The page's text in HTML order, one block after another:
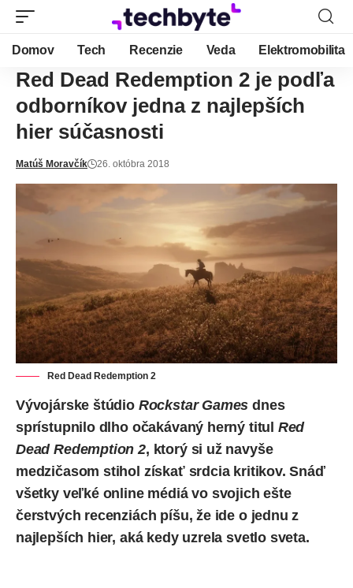
Domov Tech Recenzie Veda Elektromobilita
Red Dead Redemption 2 je podľa
odborníkov jedna z najlepších
hier súčasnosti
Matúš Moravčík 26. októbra 2018
Red Dead Redemption 2
Vývojárske štúdio Rockstar Games dnes
sprístupnilo dlho očakávaný herný titul Red
Dead Redemption 2, ktorý si už navyše
medzičasom stihol získať srdcia kritikov. Snáď
všetky veľké online médiá vo svojich ešte
čerstvých recenziách píšu, že ide o jednu z
najlepších hier, aká kedy uzrela svetlo sveta.